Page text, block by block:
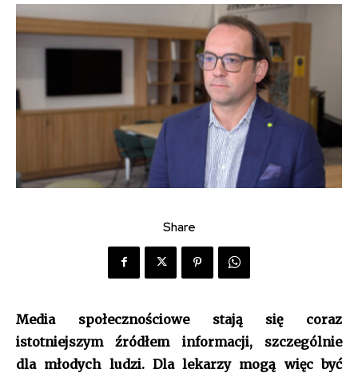
Share
Media społecznościowe stają się coraz
istotniejszym źródłem informacji, szczególnie
dla młodych ludzi. Dla lekarzy mogą więc być